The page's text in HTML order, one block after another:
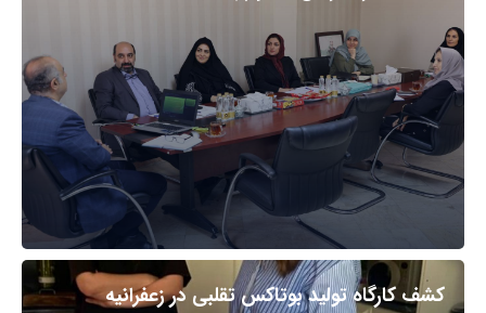
کشف کارگاه تولید بوتاکس تقلبی در زعفرانیه